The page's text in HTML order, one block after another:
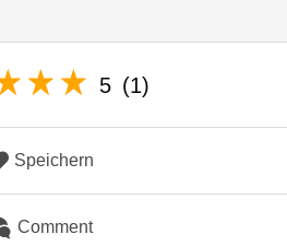
5 (1)
Speichern
Comment